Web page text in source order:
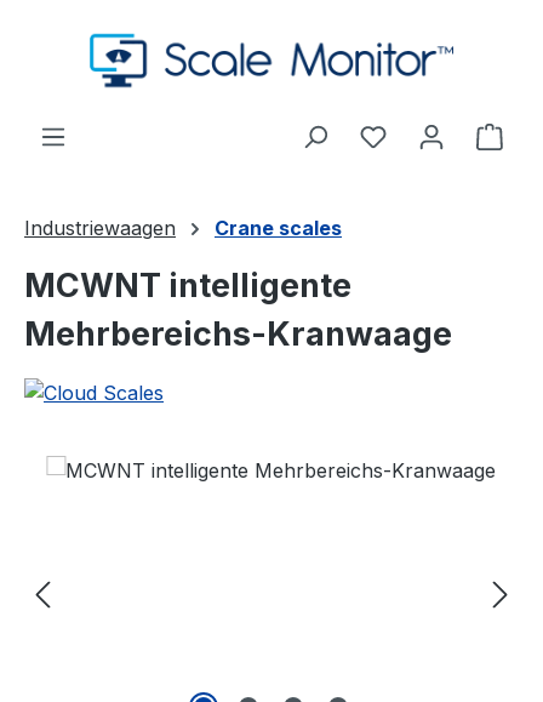
Zum Hauptinhalt springen
Du hast 0
Industriewaagen Crane scales
MCWNT intelligente
Mehrbereichs-Kranwaage